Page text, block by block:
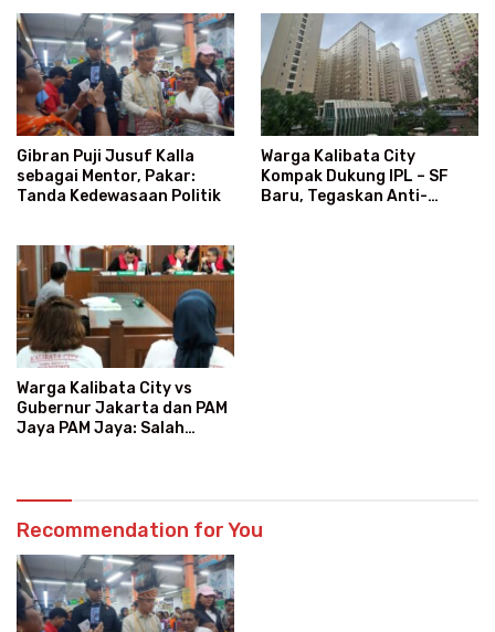
Gibran Puji Jusuf Kalla
sebagai Mentor, Pakar:
Tanda Kedewasaan Politik
Warga Kalibata City
Kompak Dukung IPL – SF
Baru, Tegaskan Anti-
Warga Kalibata City vs
Gubernur Jakarta dan PAM
Jaya PAM Jaya: Salah
Recommendation for You